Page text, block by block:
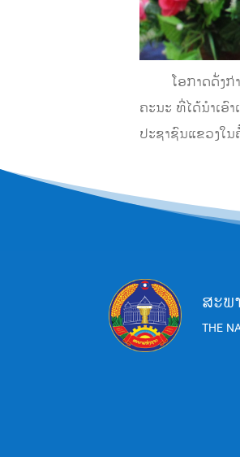
ໂອກາດດັ່ງກ່າວ
ຄະນະ ທີ່ໄດ້ນໍາເອົ
ປະຊາຊົນແຂວງໃ
ສະພ
THE